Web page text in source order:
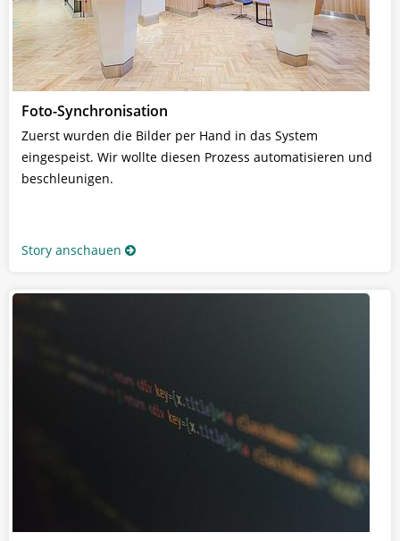
Foto-Synchronisation
Zuerst wurden die Bilder per Hand in das System
eingespeist. Wir wollte diesen Prozess automatisieren und
beschleunigen.
Story anschauen